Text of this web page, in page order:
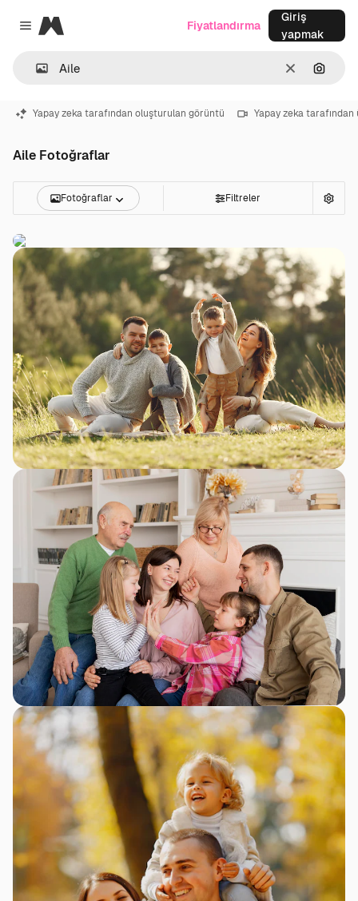
Close menu
Magnific
Temizlemek
Fiyatlandırma
Giriş
yapmak
Yapay zeka tarafından oluşturulan görüntü Yapay zeka
Aile Fotoğraflar
Fotoğraflar Filtreler